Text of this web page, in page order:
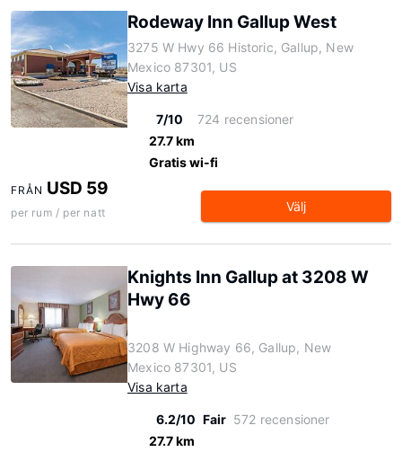
Rodeway Inn Gallup West
3275 W Hwy 66 Historic, Gallup, New
Mexico 87301, US
Visa karta
7/10
724 recensioner
27.7 km
Gratis wi-fi
FRÅN USD 59
per rum / per natt Välj
Knights Inn Gallup at 3208 W
Hwy 66
3208 W Highway 66, Gallup, New
Mexico 87301, US
Visa karta
6.2/10 Fair 572 recensioner
27.7 km